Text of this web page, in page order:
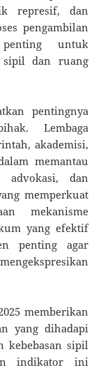
represif, dan
pengambilan
untuk
sipil dan ruang
pentingnya
Lembaga
akademisi,
memantau
advokasi, dan
memperkuat
mekanisme
yang efektif
penting agar
memberikan
yang dihadapi
kebebasan sipil
indikator ini